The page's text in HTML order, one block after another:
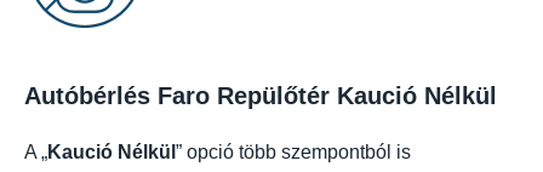
Autóbérlés Faro Repülőtér Kaució Nélkül
A „Kaució Nélkül ” opció több szempontból is